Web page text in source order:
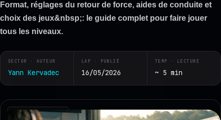
Format, réglages du retour de force, aides de conduite et
choix des jeux&nbsp;: le guide complet pour faire jouer
tous les niveaux.
SECTOR · AUTEUR
Yann Kervadec
LAP · PUBLIÉ
16/05/2026
TEMP · LECTURE
~ 5 min
RZ · TELEMETRY